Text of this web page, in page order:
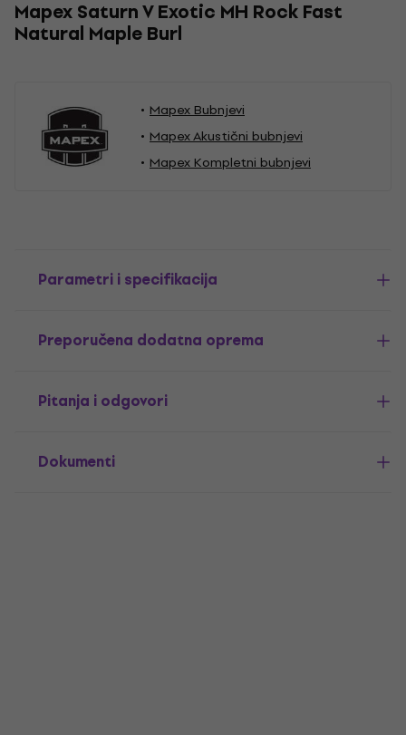
Mapex Saturn V Exotic MH Rock Fast
Natural Maple Burl
Mapex Bubnjevi
Mapex Akustični bubnjevi
Mapex Kompletni bubnjevi
Parametri i specifikacija
Preporučena dodatna oprema
Pitanja i odgovori
Dokumenti